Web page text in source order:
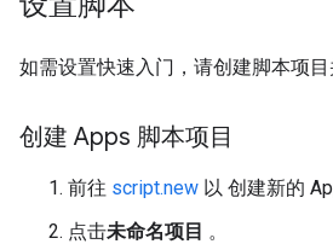
如需设置快速入门，请创建脚本项目
创建 Apps 脚本项目
前往 script.new 以 创建新的
点击未命名项目 。